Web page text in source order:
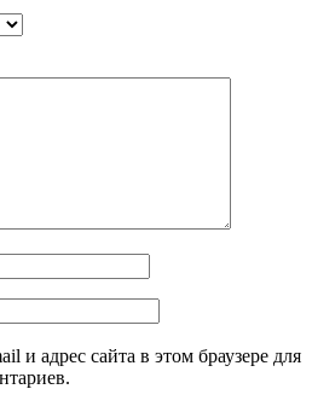
и адрес сайта в этом браузере для